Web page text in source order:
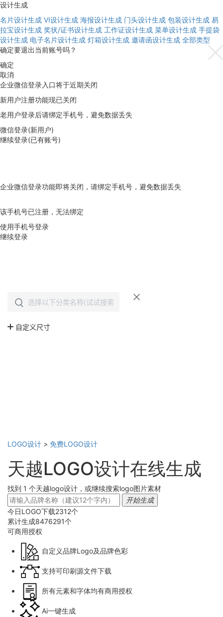
设计生成
名片设计生成 VI设计生成 海报设计生成 门头设计生成 包装设计生成 易
拉宝设计生成 奖状/证书设计生成 工作证设计生成 菜单设计生成 手提袋
设计生成 电子名片设计生成 灯箱设计生成 邀请函设计生成 全部类型
确定要退出当前账号吗？
确定
取消
企业微信登录入口将于近期关闭
新用户注册功能现已关闭
老用户登录后请绑定手机号，避免数据丢失
微信登录(新用户)
继续登录(已有账号)
企业微信登录功能即将关闭，请绑定手机号，避免数据丢失
该手机号已注册，无法绑定
使用手机号登录
继续登录
LOGO设计 > 免费LOGO设计
天越LOGO设计在线生成
找到 1 个天越logo设计，或继续搜索logo图片素材
开始生成
今日LOGO下载2312个
累计生成8476291个
可商用授权
自定义品牌Logo及品牌色彩
支持可印刷源文件下载
所有元素和字体均有商用授权
Ai一键生成